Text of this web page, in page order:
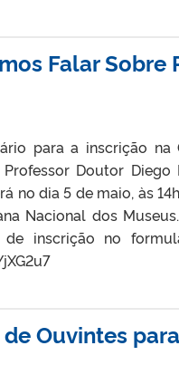
Falar
para a inscrição na
Doutor
no dia 5 de maio, às
Nacional dos
de inscrição no
Ouvintes